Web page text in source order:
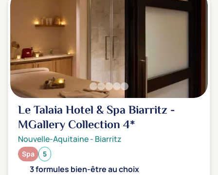
Le Talaia Hotel & Spa Biarritz -
MGallery Collection4*
Nouvelle-Aquitaine- Biarritz
Spa 5
3 formules bien-être au choix